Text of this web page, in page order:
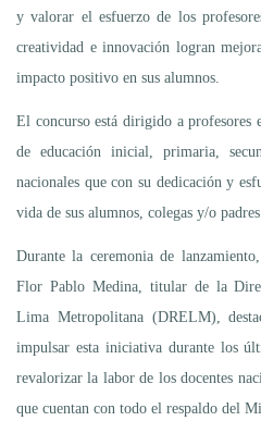
y valorar el esfuerzo de los
creatividad e innovación logran
impacto positivo en sus alumnos.
El concurso está dirigido a profesores
de educación inicial, primaria,
nacionales que con su dedicación y
vida de sus alumnos, colegas y/o
Durante la ceremonia de
Flor Pablo Medina, titular de la
Lima Metropolitana (DRELM),
impulsar esta iniciativa durante los
revalorizar la labor de los docentes
que cuentan con todo el respaldo del